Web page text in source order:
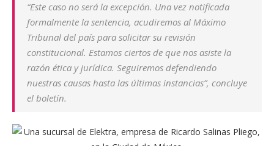
“Este caso no será la excepción. Una vez notificada
formalmente la sentencia, acudiremos al Máximo
Tribunal del país para solicitar su revisión
constitucional. Estamos ciertos de que nos asiste la
razón ética y jurídica. Seguiremos defendiendo
nuestras causas hasta las últimas instancias”, concluye
el boletín.